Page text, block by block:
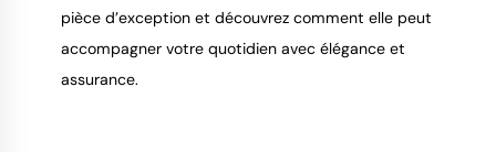
pièce d’exception et découvrez comment elle peut
accompagner votre quotidien avec élégance et
assurance.